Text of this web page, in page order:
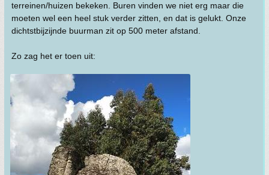
terreinen/huizen bekeken. Buren vinden we niet erg maar die
moeten wel een heel stuk verder zitten, en dat is gelukt. Onze
dichtstbijzijnde buurman zit op 500 meter afstand.
Zo zag het er toen uit: